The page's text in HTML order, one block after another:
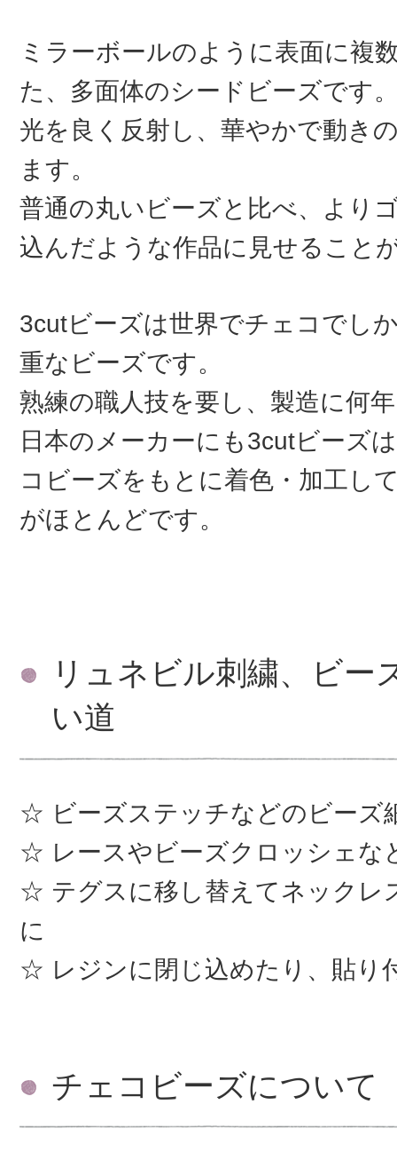
ミラーボールのように表面に複
た、多面体のシードビーズです
光を良く反射し、華やかで動き
ます。
普通の丸いビーズと比べ、より
込んだような作品に見せること
3cutビーズは世界でチェコでし
重なビーズです。
熟練の職人技を要し、製造に何
日本のメーカーにも3cutビーズ
コビーズをもとに着色・加工し
がほとんどです。
リュネビル刺繍、ビー
い道
ビーズステッチなどのビーズ
レースやビーズクロッシェな
テグスに移し替えてネックレ
に
レジンに閉じ込めたり、貼り
チェコビーズについて